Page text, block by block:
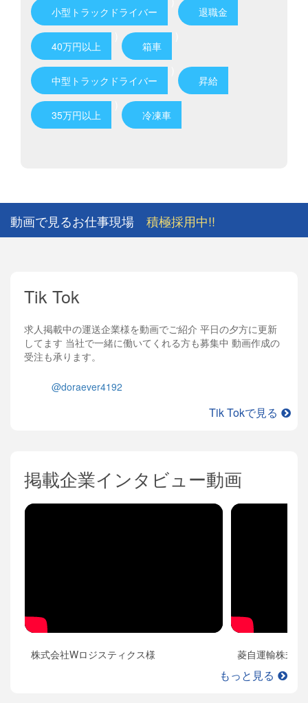
小型トラックドライバー 退職金
40万円以上 箱車
中型トラックドライバー 昇給
35万円以上 冷凍車
動画で見るお仕事現場 積極採用中!!
Tik Tok
求人掲載中の運送企業様を動画でご紹介 平日の夕方に更新
してます 当社で一緒に働いてくれる方も募集中 動画作成の
受注も承ります。
Tik Tokで見る
@doraever4192
掲載企業インタビュー動画
株式会社Wロジスティクス様 菱自運輸株式会
もっと見る